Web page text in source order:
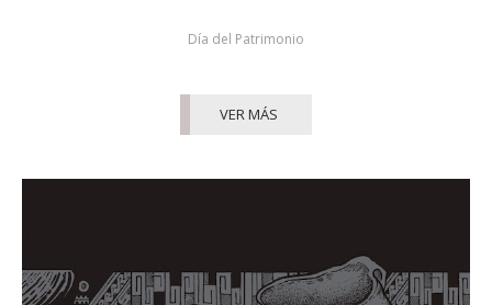
Día del Patrimonio
VER MÁS